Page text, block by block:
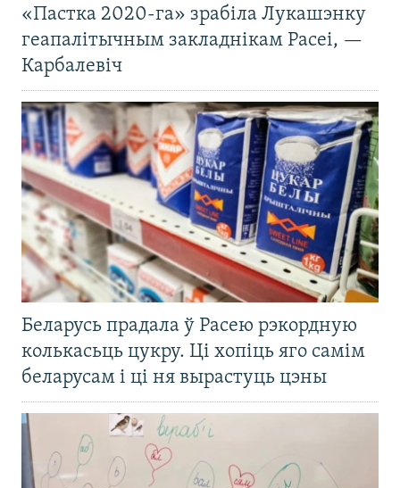
«Пастка 2020-га» зрабіла Лукашэнку
геапалітычным закладнікам Расеі, —
Карбалевіч
Беларусь прадала ў Расею рэкордную
колькасьць цукру. Ці хопіць яго самім
беларусам і ці ня вырастуць цэны